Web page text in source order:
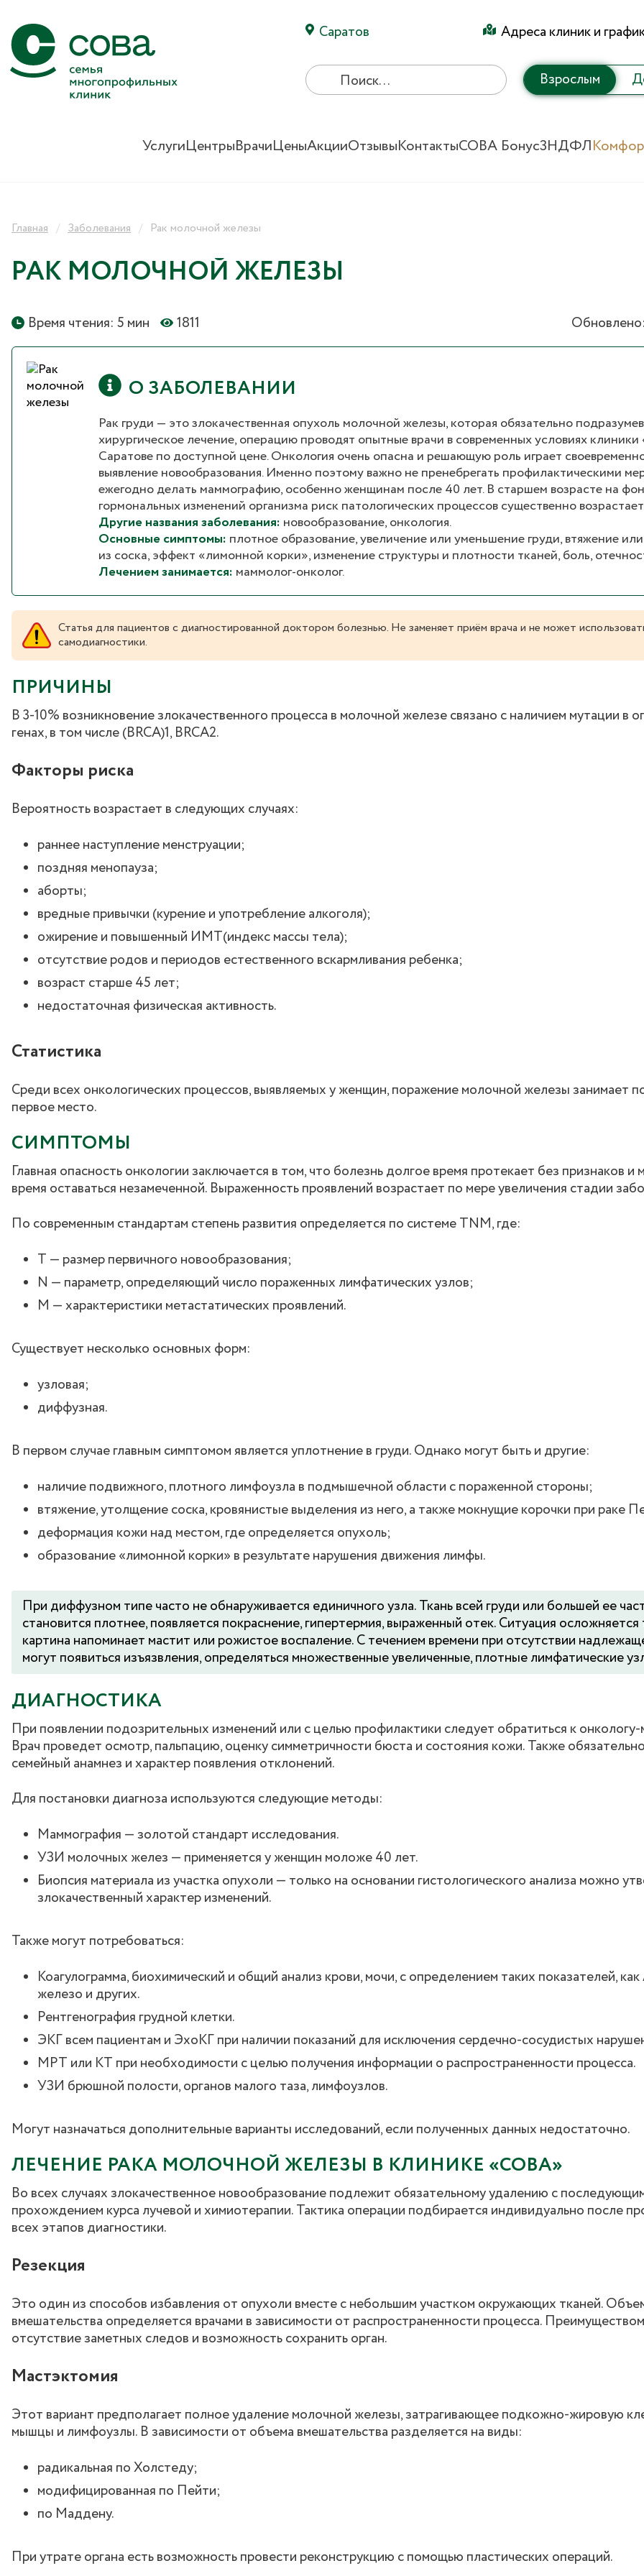
Саратов Адреса клиник и
Взрослым
УслугиЦентрыВрачиЦеныАкцииОтзывыКонтактыСОВА Бонус3НДФЛ
Главная Заболевания Рак молочной железы
РАК МОЛОЧНОЙ ЖЕЛЕЗЫ
Время чтения: 5 мин 1811
О ЗАБОЛЕВАНИИ
Рак груди — это злокачественная опухоль молочной железы, которая обязательно
хирургическое лечение, операцию проводят опытные врачи в современных условиях
Саратове по доступной цене. Онкология очень опасна и решающую роль играет
выявление новообразования. Именно поэтому важно не пренебрегать профилактическими
ежегодно делать маммографию, особенно женщинам после 40 лет. В старшем возрасте на
гормональных изменений организма риск патологических процессов существенно
Другие названия заболевания: новообразование, онкология.
Основные симптомы: плотное образование, увеличение или уменьшение груди, втяжение
из соска, эффект «лимонной корки», изменение структуры и плотности тканей, боль,
Лечением занимается: маммолог-онколог.
Статья для пациентов с диагностированной доктором болезнью. Не заменяет приём врача и не может
самодиагностики.
ПРИЧИНЫ
В 3-10% возникновение злокачественного процесса в молочной железе связано с наличием мутации в
генах, в том числе (BRCA)1, BRCA2.
Факторы риска
Вероятность возрастает в следующих случаях:
раннее наступление менструации;
поздняя менопауза;
аборты;
вредные привычки (курение и употребление алкоголя);
ожирение и повышенный ИМТ(индекс массы тела);
отсутствие родов и периодов естественного вскармливания ребенка;
возраст старше 45 лет;
недостаточная физическая активность.
Статистика
Среди всех онкологических процессов, выявляемых у женщин, поражение молочной железы занимает
первое место.
СИМПТОМЫ
Главная опасность онкологии заключается в том, что болезнь долгое время протекает без признаков
время оставаться незамеченной. Выраженность проявлений возрастает по мере увеличения стадии
По современным стандартам степень развития определяется по системе TNM, где:
T — размер первичного новообразования;
N — параметр, определяющий число пораженных лимфатических узлов;
M — характеристики метастатических проявлений.
Существует несколько основных форм:
узловая;
диффузная.
В первом случае главным симптомом является уплотнение в груди. Однако могут быть и другие:
наличие подвижного, плотного лимфоузла в подмышечной области с пораженной стороны;
втяжение, утолщение соска, кровянистые выделения из него, а также мокнущие корочки при раке
деформация кожи над местом, где определяется опухоль;
образование «лимонной корки» в результате нарушения движения лимфы.
При диффузном типе часто не обнаруживается единичного узла. Ткань всей груди или большей ее
становится плотнее, появляется покраснение, гипертермия, выраженный отек. Ситуация осложняется
картина напоминает мастит или рожистое воспаление. С течением времени при отсутствии
могут появиться изъязвления, определяться множественные увеличенные, плотные лимфатические
ДИАГНОСТИКА
При появлении подозрительных изменений или с целью профилактики следует обратиться к
Врач проведет осмотр, пальпацию, оценку симметричности бюста и состояния кожи. Также
семейный анамнез и характер появления отклонений.
Для постановки диагноза используются следующие методы:
Маммография — золотой стандарт исследования.
УЗИ молочных желез — применяется у женщин моложе 40 лет.
Биопсия материала из участка опухоли — только на основании гистологического анализа можно
злокачественный характер изменений.
Также могут потребоваться:
Коагулограмма, биохимический и общий анализ крови, мочи, с определением таких показателей,
железо и других.
Рентгенография грудной клетки.
ЭКГ всем пациентам и ЭхоКГ при наличии показаний для исключения сердечно-сосудистых
МРТ или КТ при необходимости с целью получения информации о распространенности процесса.
УЗИ брюшной полости, органов малого таза, лимфоузлов.
Могут назначаться дополнительные варианты исследований, если полученных данных недостаточно.
ЛЕЧЕНИЕ РАКА МОЛОЧНОЙ ЖЕЛЕЗЫ В КЛИНИКЕ «СОВА»
Во всех случаях злокачественное новообразование подлежит обязательному удалению с
прохождением курса лучевой и химиотерапии. Тактика операции подбирается индивидуально после
всех этапов диагностики.
Резекция
Это один из способов избавления от опухоли вместе с небольшим участком окружающих тканей.
вмешательства определяется врачами в зависимости от распространенности процесса.
отсутствие заметных следов и возможность сохранить орган.
Мастэктомия
Этот вариант предполагает полное удаление молочной железы, затрагивающее подкожно-жировую
мышцы и лимфоузлы. В зависимости от объема вмешательства разделяется на виды:
радикальная по Холстеду;
модифицированная по Пейти;
по Маддену.
При утрате органа есть возможность провести реконструкцию с помощью пластических операций.